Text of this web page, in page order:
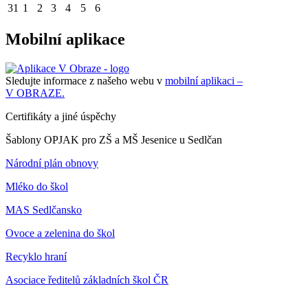
31 1 2 3 4 5 6
Mobilní aplikace
Sledujte informace z našeho webu v mobilní aplikaci –
V OBRAZE.
Certifikáty a jiné úspěchy
Šablony OPJAK pro ZŠ a MŠ Jesenice u Sedlčan
Národní plán obnovy
Mléko do škol
MAS Sedlčansko
Ovoce a zelenina do škol
Recyklo hraní
Asociace ředitelů základních škol ČR